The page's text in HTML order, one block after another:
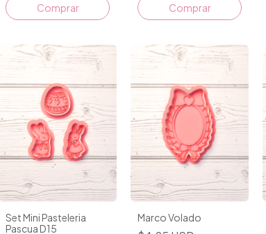
Comprar Comprar
Set Mini Pasteleria
Pascua D15
Marco Volado